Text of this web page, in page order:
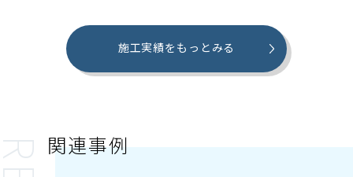
施工実績をもっとみる
関連事例